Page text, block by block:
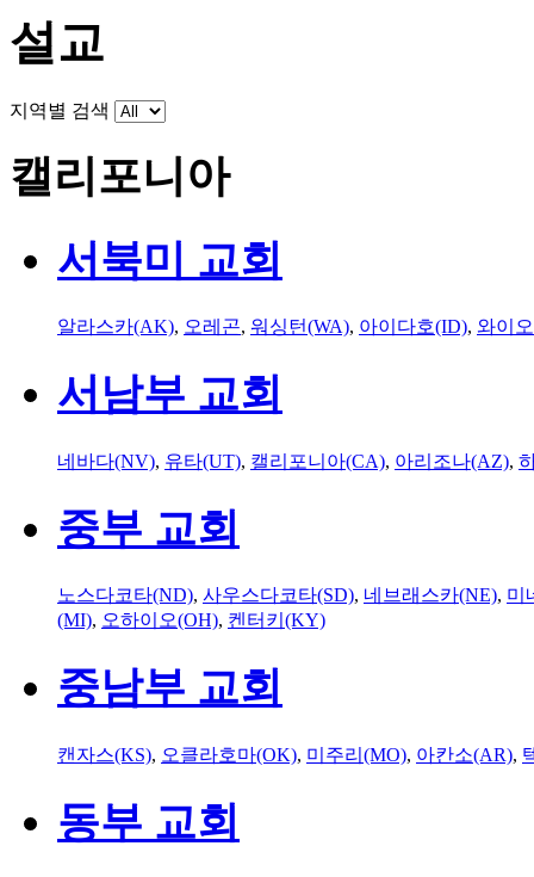
설교
지역별 검색
캘리포니아
서북미 교회
알라스카(AK), 오레곤, 워싱턴(WA), 아이다호(ID), 와이
서남부 교회
네바다(NV), 유타(UT), 캘리포니아(CA), 아리조나(AZ),
중부 교회
노스다코타(ND), 사우스다코타(SD), 네브래스카(NE), 미
(MI), 오하이오(OH), 켄터키(KY)
중남부 교회
캔자스(KS), 오클라호마(OK), 미주리(MO), 아칸소(AR),
동부 교회